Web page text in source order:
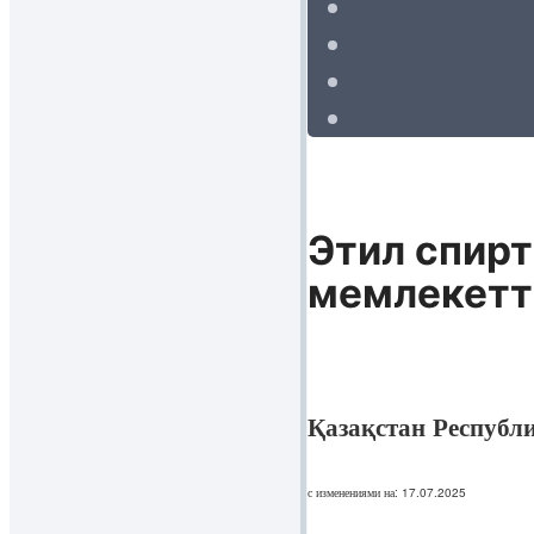
Этил
Қазақстан
с изменениями на: 17.07.2025